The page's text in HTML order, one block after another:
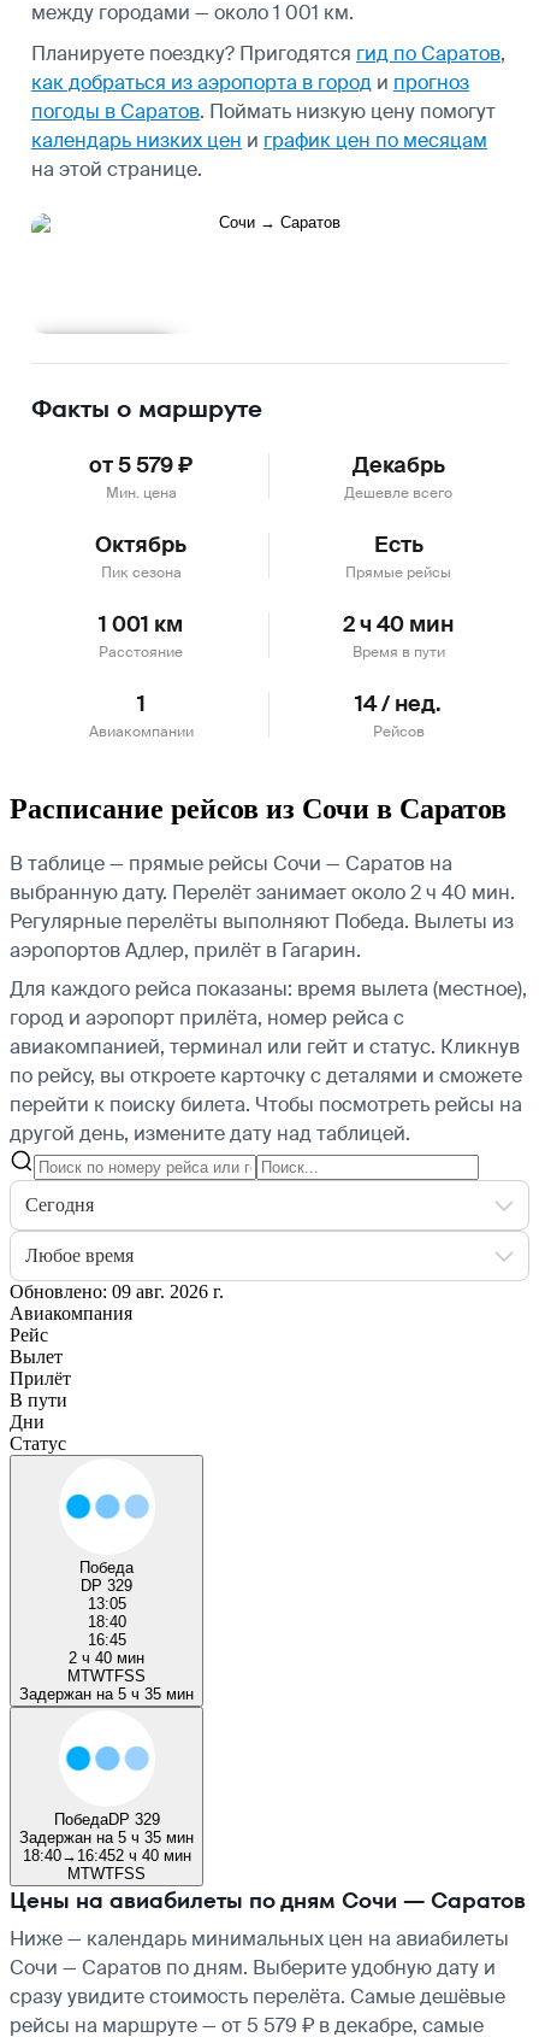
между городами — около 1 001 км.
Планируете поездку? Пригодятся гид по Саратов,
как добраться из аэропорта в город и прогноз
погоды в Саратов. Поймать низкую цену помогут
календарь низких цен и график цен по месяцам
на этой странице.
Факты о маршруте
от 5 579 ₽
Мин. цена
Декабрь
Дешевле всего
Октябрь
Пик сезона
Есть
Прямые рейсы
1 001 км
Расстояние
2 ч 40 мин
Время в пути
1
Авиакомпании
14 / нед.
Рейсов
Расписание рейсов из Сочи в Саратов
В таблице — прямые рейсы Сочи — Саратов на
выбранную дату. Перелёт занимает около 2 ч 40 мин.
Регулярные перелёты выполняют Победа. Вылеты из
аэропортов Адлер, прилёт в Гагарин.
Для каждого рейса показаны: время вылета (местное),
город и аэропорт прилёта, номер рейса с
авиакомпанией, терминал или гейт и статус. Кликнув
по рейсу, вы откроете карточку с деталями и сможете
перейти к поиску билета. Чтобы посмотреть рейсы на
другой день, измените дату над таблицей.
Сегодня
Любое время
Обновлено: 09 авг. 2026 г.
Авиакомпания
Рейс
Вылет
Прилёт
В пути
Дни
Статус
Победа
DP 329
13:05
18:40
16:45
2 ч 40 мин
MTWTFSS
Задержан на 5 ч 35 мин
ПобедаDP 329
Задержан на 5 ч 35 мин
18:40→ 16:452 ч 40 мин
MTWTFSS
Цены на авиабилеты по дням Сочи — Саратов
Ниже — календарь минимальных цен на авиабилеты
Сочи — Саратов по дням. Выберите удобную дату и
сразу увидите стоимость перелёта. Самые дешёвые
рейсы на маршруте — от 5 579 ₽ в декабре, самые